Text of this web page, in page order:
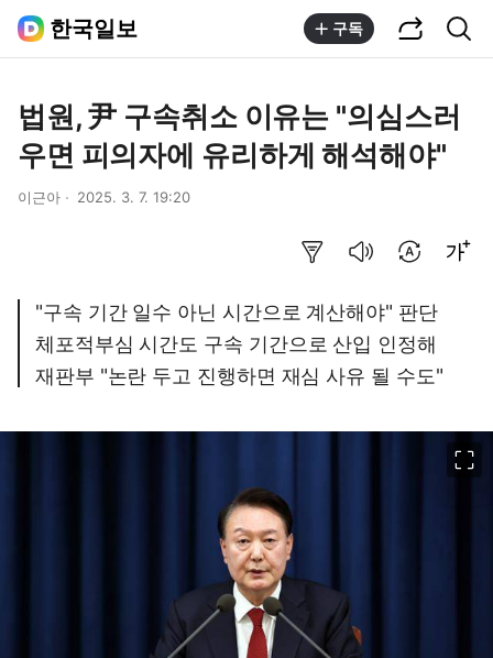
한국일보 구독
법원, 尹 구속취소 이유는 "의심스러
우면 피의자에 유리하게 해석해야"
이근아 2025. 3. 7. 19:20
"구속 기간 일수 아닌 시간으로 계산해야" 판단
체포적부심 시간도 구속 기간으로 산입 인정해
재판부 "논란 두고 진행하면 재심 사유 될 수도"